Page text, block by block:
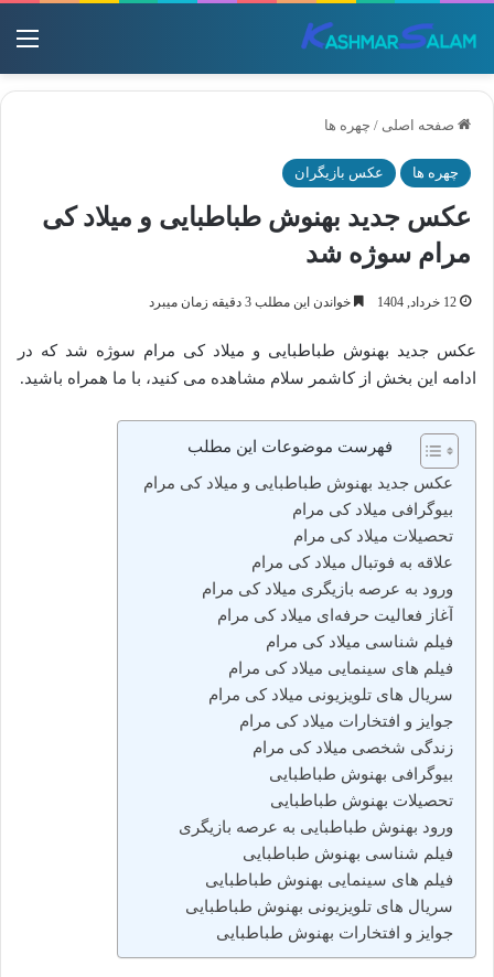
صفحه اصلی / چهره ها
چهره ها عکس بازیگران
عکس جدید بهنوش طباطبایی و میلاد کی
مرام سوژه شد
12 خرداد, 1404 خواندن این مطلب 3 دقیقه زمان میبرد
عکس جدید بهنوش طباطبایی و میلاد کی مرام سوژه شد که در
ادامه این بخش از کاشمر سلام مشاهده می کنید، با ما همراه باشید.
فهرست موضوعات این مطلب
عکس جدید بهنوش طباطبایی و میلاد کی مرام
بیوگرافی میلاد کی‌ مرام
تحصیلات میلاد کی مرام
علاقه به فوتبال میلاد کی مرام
ورود به عرصه بازیگری میلاد کی مرام
آغاز فعالیت حرفه‌ای میلاد کی مرام
فیلم‌ شناسی میلاد کی مرام
فیلم های سینمایی میلاد کی مرام
سریال های تلویزیونی میلاد کی مرام
جوایز و افتخارات میلاد کی مرام
زندگی شخصی میلاد کی مرام
بیوگرافی بهنوش طباطبایی
تحصیلات بهنوش طباطبایی
ورود بهنوش طباطبایی به عرصه بازیگری
فیلم‌ شناسی بهنوش طباطبایی
فیلم های سینمایی بهنوش طباطبایی
سریال های تلویزیونی بهنوش طباطبایی
جوایز و افتخارات بهنوش طباطبایی